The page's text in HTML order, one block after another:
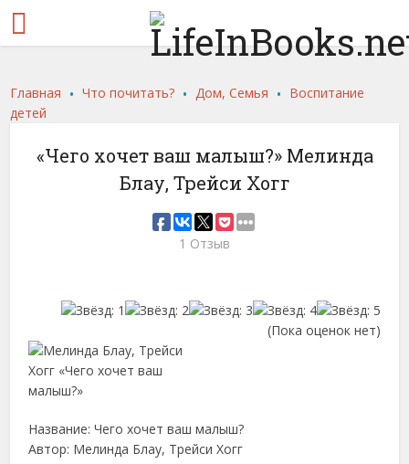
Главная .Что почитать? . Дом, Семья . Воспитание
детей
«Чего хочет ваш малыш?» Мелинда
Блау, Трейси Хогг
1 Отзыв
(Пока оценок нет)
Название: Чего хочет ваш малыш?
Автор: Мелинда Блау, Трейси Хогг